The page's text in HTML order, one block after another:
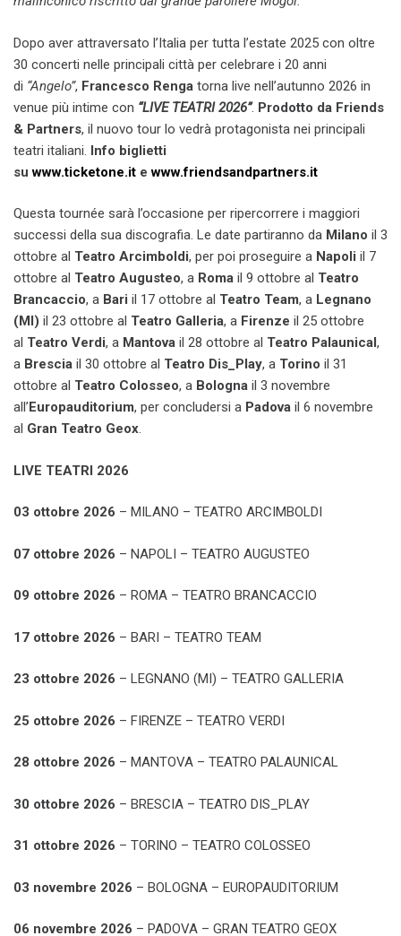
Dopo aver attraversato l’Italia per tutta l’estate 2025 con oltre
30 concerti nelle principali città per celebrare i 20 anni
di “Angelo”, Francesco Renga torna live nell’autunno 2026 in
venue più intime con “LIVE TEATRI 2026”. Prodotto da Friends
& Partners, il nuovo tour lo vedrà protagonista nei principali
teatri italiani. Info biglietti
suwww.ticketone.it ewww.friendsandpartners.it
Questa tournée sarà l’occasione per ripercorrere i maggiori
successi della sua discografia. Le date partiranno da Milano il 3
ottobre al Teatro Arcimboldi, per poi proseguire a Napoli il 7
ottobre al Teatro Augusteo, a Roma il 9 ottobre al Teatro
Brancaccio, a Bari il 17 ottobre al Teatro Team, a Legnano
(MI) il 23 ottobre al Teatro Galleria, a Firenze il 25 ottobre
al Teatro Verdi, a Mantova il 28 ottobre al Teatro Palaunical,
a Brescia il 30 ottobre al Teatro Dis_Play, a Torino il 31
ottobre al Teatro Colosseo, a Bologna il 3 novembre
all’Europauditorium, per concludersi a Padova il 6 novembre
al Gran Teatro Geox.
LIVE TEATRI 2026
03 ottobre 2026 – MILANO – TEATRO ARCIMBOLDI
07 ottobre 2026 – NAPOLI – TEATRO AUGUSTEO
09 ottobre 2026 – ROMA – TEATRO BRANCACCIO
17 ottobre 2026 – BARI – TEATRO TEAM
23 ottobre 2026 – LEGNANO (MI) – TEATRO GALLERIA
25 ottobre 2026 – FIRENZE – TEATRO VERDI
28 ottobre 2026 – MANTOVA – TEATRO PALAUNICAL
30 ottobre 2026 – BRESCIA – TEATRO DIS_PLAY
31 ottobre 2026 – TORINO – TEATRO COLOSSEO
03 novembre 2026 – BOLOGNA – EUROPAUDITORIUM
06 novembre 2026 – PADOVA – GRAN TEATRO GEOX